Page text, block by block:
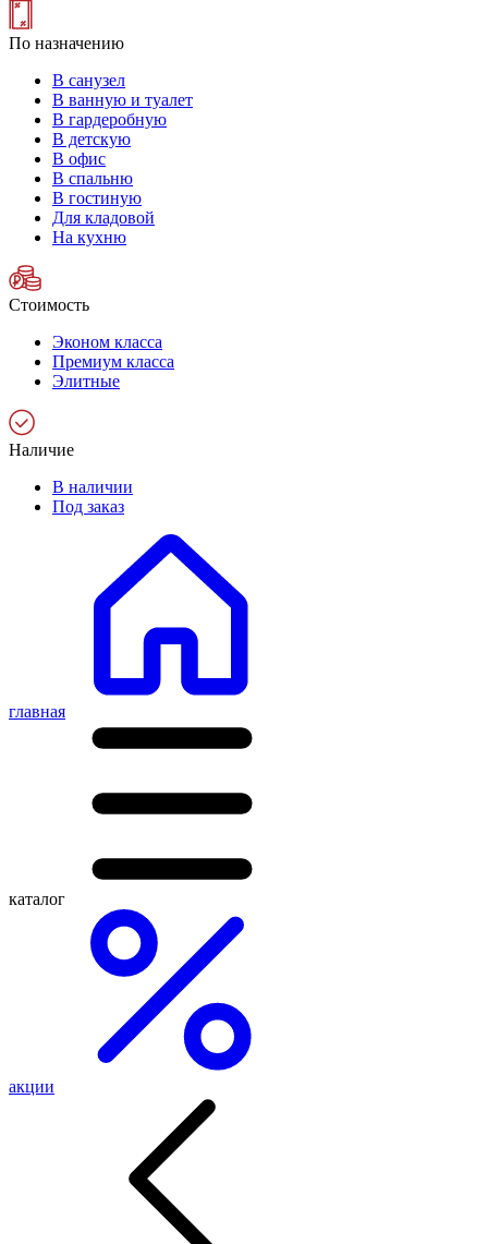
По назначению
В санузел
В ванную и туалет
В гардеробную
В детскую
В офис
В спальню
В гостиную
Для кладовой
На кухню
Стоимость
Эконом класса
Премиум класса
Элитные
Наличие
В наличии
Под заказ
главная
каталог
акции